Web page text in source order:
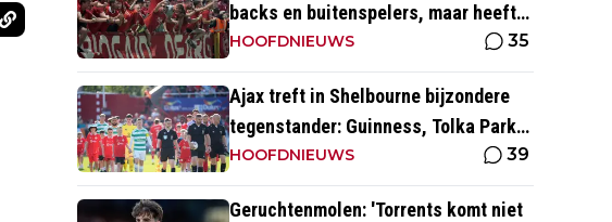
backs en buitenspelers, maar heeft
restverdediging totaal niet op orde
HOOFDNIEUWS 35
Ajax treft in Shelbourne bijzondere
tegenstander: Guinness, Tolka Park
en bijzonder lage marktwaarde
HOOFDNIEUWS 39
Geruchtenmolen: 'Torrents komt niet